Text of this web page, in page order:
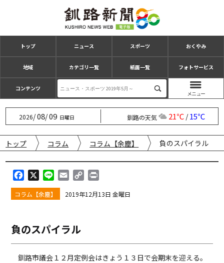
トップ ニュース スポーツ おくやみ
地域 カテゴリ一覧 紙面一覧 フォトサービス
コンテンツ
2026/08/09 日曜日 釧路の天気 21℃/15℃
トップ コラム コラム【余塵】 負のスパイラル
a
c
o
o
k
i
n
a
p
n
k
i
コラム【余塵】 2019年12月13日 金曜日
負のスパイラル
釧路市議会１２月定例会はきょう１３日で会期末を迎える。